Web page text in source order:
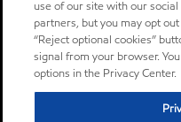
use of our site with our
partners, but you may opt
“Reject optional cookies”
signal from your browser.
options in the Privacy Center.